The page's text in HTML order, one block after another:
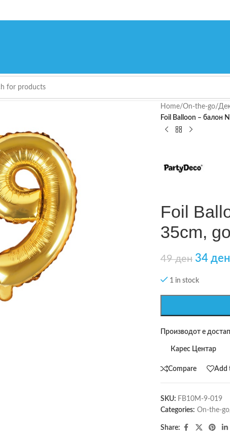
Home/On-the-go/
Foil Balloon – балон
Foil
35cm,
49ден 34 ден
1 in stock
Производот е
Карес Центар
Compare Add
SKU: FB10M-9-019
Categories: On-the-go
Share: